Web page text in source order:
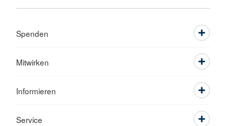
Spenden
Mitwirken
Informieren
Service